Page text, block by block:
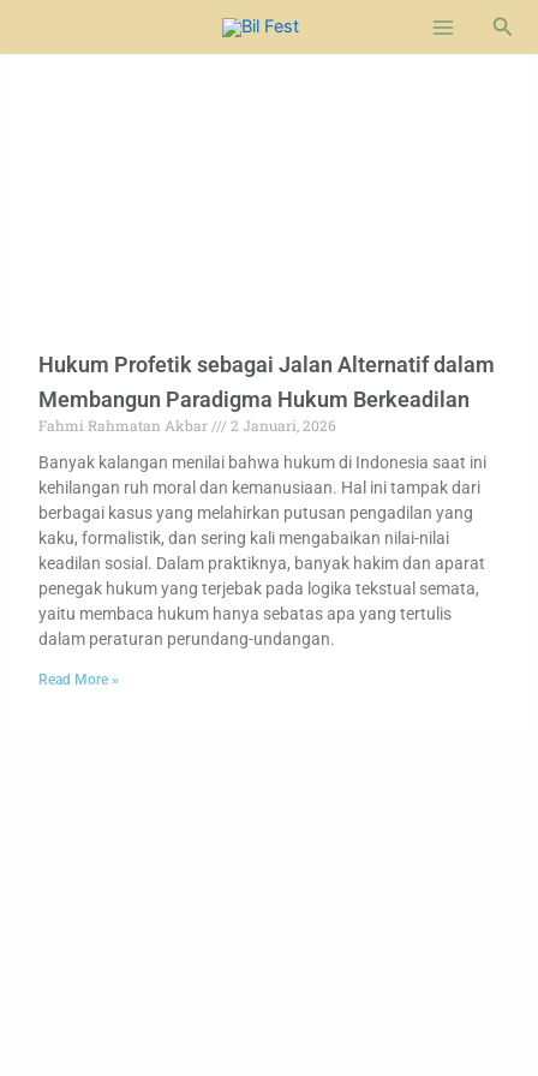
Cari
Hukum Profetik sebagai Jalan Alternatif dalam
Membangun Paradigma Hukum Berkeadilan
Fahmi Rahmatan Akbar
2 Januari, 2026
Banyak kalangan menilai bahwa hukum di Indonesia saat ini
kehilangan ruh moral dan kemanusiaan. Hal ini tampak dari
berbagai kasus yang melahirkan putusan pengadilan yang
kaku, formalistik, dan sering kali mengabaikan nilai-nilai
keadilan sosial. Dalam praktiknya, banyak hakim dan aparat
penegak hukum yang terjebak pada logika tekstual semata,
yaitu membaca hukum hanya sebatas apa yang tertulis
dalam peraturan perundang-undangan.
Read More »